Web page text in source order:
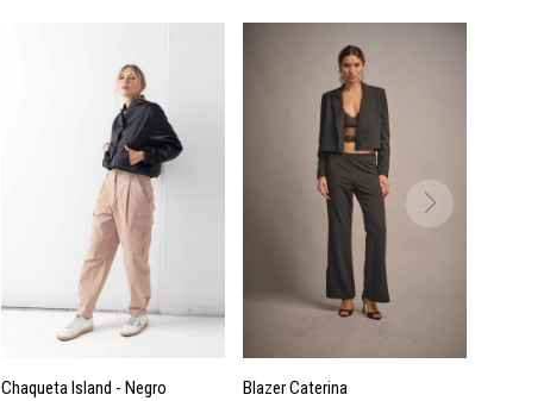
Chaqueta Island - Negro Blazer Caterina